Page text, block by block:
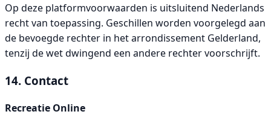
Op deze platformvoorwaarden is uitsluitend Nederlands
recht van toepassing. Geschillen worden voorgelegd aan
de bevoegde rechter in het arrondissement Gelderland,
tenzij de wet dwingend een andere rechter voorschrijft.
14. Contact
Recreatie Online